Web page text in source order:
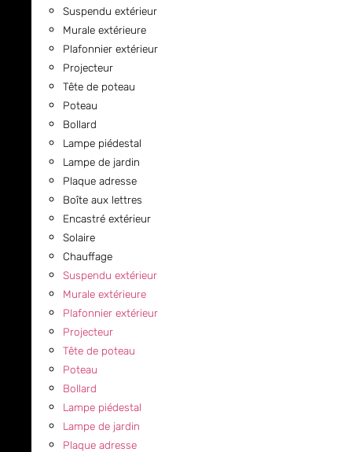
Suspendu extérieur
Murale extérieure
Plafonnier extérieur
Projecteur
Tête de poteau
Poteau
Bollard
Lampe piédestal
Lampe de jardin
Plaque adresse
Boîte aux lettres
Encastré extérieur
Solaire
Chauffage
Suspendu extérieur
Murale extérieure
Plafonnier extérieur
Projecteur
Tête de poteau
Poteau
Bollard
Lampe piédestal
Lampe de jardin
Plaque adresse